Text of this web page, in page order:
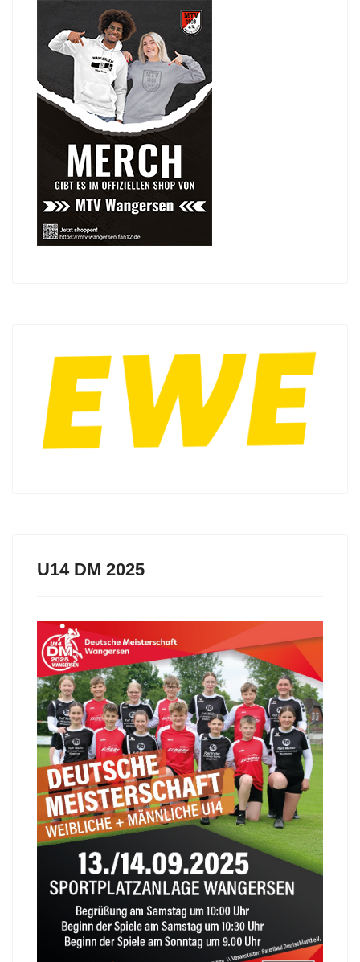
U14 DM 2025